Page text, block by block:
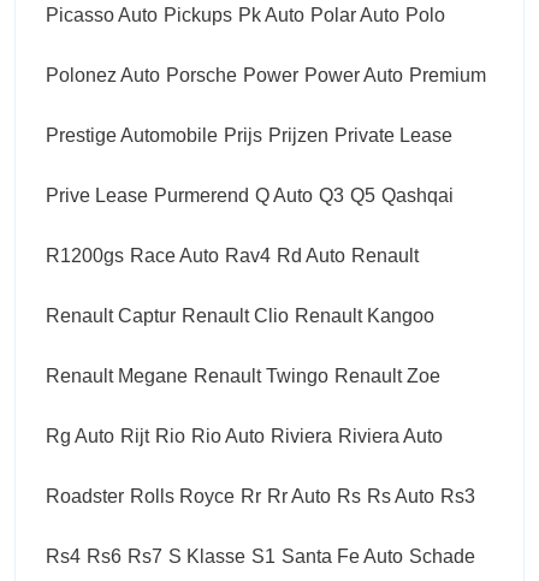
Picasso Auto Pickups Pk Auto Polar Auto Polo
Polonez Auto Porsche Power Power Auto Premium
Prestige Automobile Prijs Prijzen Private Lease
Prive Lease Purmerend Q Auto Q3 Q5 Qashqai
R1200gs Race Auto Rav4 Rd Auto Renault
Renault Captur Renault Clio Renault Kangoo
Renault Megane Renault Twingo Renault Zoe
Rg Auto Rijt Rio Rio Auto Riviera Riviera Auto
Roadster Rolls Royce Rr Rr Auto Rs Rs Auto Rs3
Rs4 Rs6 Rs7 S Klasse S1 Santa Fe Auto Schade